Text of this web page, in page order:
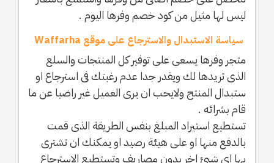
ليس لها مثيل من كود خصم وفرها اليوم .
سياسة الاستبدال والاسترجاع على موقع Waffarha
متجر وفرها يسعى على توفير كل المنتجات والسلع
الذى تريدها لك ويقدر جدا عدم رغبتك فى استرجاع او
ستبدال المنتج ولايحب ان يرى العميل غير راضيا عن ما
قام بشرائه .
تستطيع استيراد المبلغ بنفس الطريقة الذى قمت
بالدفع منها او على هيئة رصيد او يمكنك ان تشترى
بها اى شيئ اخر بدون مصاريف وتستطيع الاسترجاع